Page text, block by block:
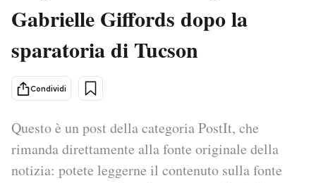
Politica
Tecnologia
Scienza
Economia
Sport
Consumismi
Storie/Idee
Altrecose
Mondiali calcio 2026
Gabrielle Giffords dopo la
sparatoria di Tucson
Condividi
Questo è un post della categoria PostIt, che
rimanda direttamente alla fonte originale della
notizia: potete leggerne il contenuto sulla fonte